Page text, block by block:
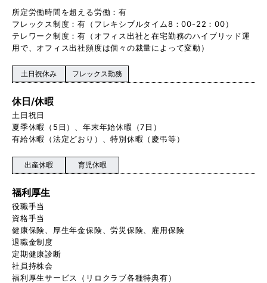
所定労働時間を超える労働：有
フレックス制度：有（フレキシブルタイム8：00-22：00）
テレワーク制度：有（オフィス出社と在宅勤務のハイブリッド運
用で、オフィス出社頻度は個々の裁量によって変動）
土日祝休み フレックス勤務
休日/休暇
土日祝日
夏季休暇（5日）、年末年始休暇（7日）
有給休暇（法定どおり）、特別休暇（慶弔等）
出産休暇 育児休暇
福利厚生
役職手当
資格手当
健康保険、厚生年金保険、労災保険、雇用保険
退職金制度
定期健康診断
社員持株会
福利厚生サービス（リロクラブ各種特典有）